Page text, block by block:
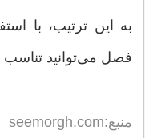
به این ترتیب، با
فصل می‌توانید تناسب
منبع:seemorgh.com